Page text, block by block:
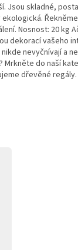
Jsou skladné,
Nosnost: 20 kg
dekorací vašeho
nevyčnívají a
do naší
dřevěné